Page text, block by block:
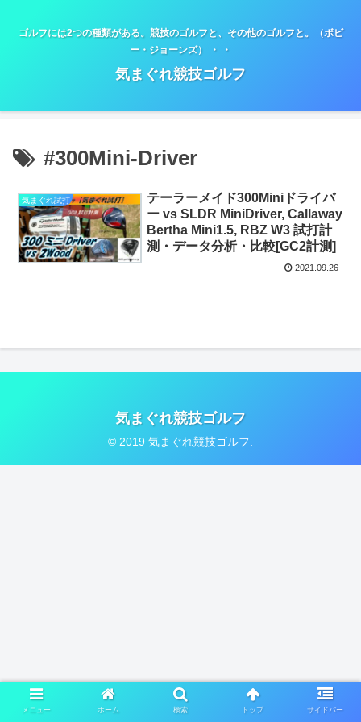
ゴルフには2つの種類がある。競技のゴルフと、その他のゴルフと。（ボビ
ー・ジョーンズ） ・ ・
気まぐれ競技ゴルフ
#300Mini-Driver
気まぐれ試打
テーラーメイド300Miniドライバ
ー vs SLDR MiniDriver, Callaway
Bertha Mini1.5, RBZ W3 試打計
測・データ分析・比較[GC2計測]
2021.09.26
気まぐれ競技ゴルフ
© 2019 気まぐれ競技ゴルフ.
メニュー ホーム 検索 トップ サイドバー